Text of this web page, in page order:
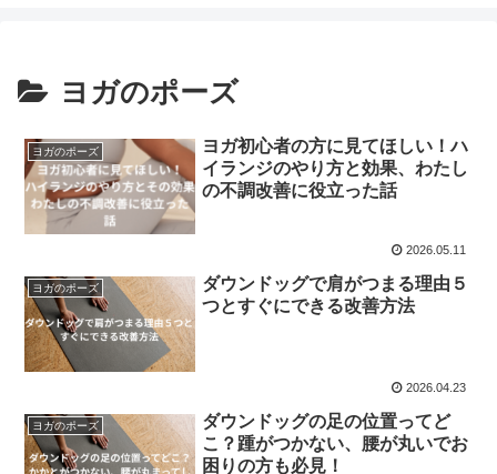
ヨガのポーズ
ヨガのポーズ
ヨガ初心者の方に見てほしい！ハ
イランジのやり方と効果、わたし
の不調改善に役立った話
2026.05.11
ヨガのポーズ
ダウンドッグで肩がつまる理由５
つとすぐにできる改善方法
2026.04.23
ヨガのポーズ
ダウンドッグの足の位置ってど
こ？踵がつかない、腰が丸いでお
困りの方も必見！